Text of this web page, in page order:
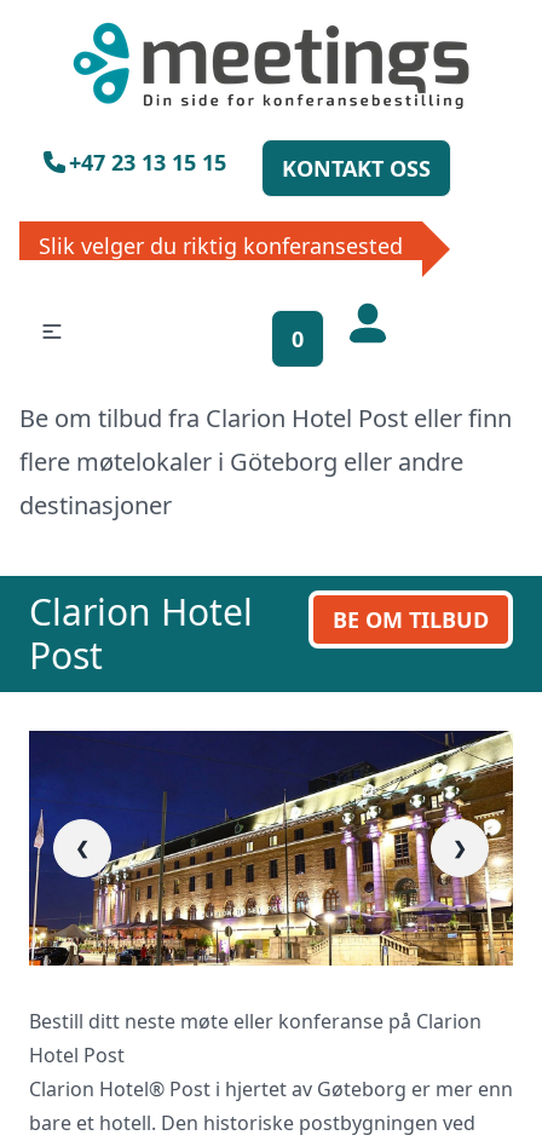
+47 23 13 15 15 KONTAKT OSS
Slik velger du riktig konferansested
0
Be om tilbud fra Clarion Hotel Post eller finn
flere møtelokaler i Göteborg eller andre
destinasjoner
Clarion Hotel
Post
BE OM TILBUD
Vennligst vent
❮ ❯
Bestill ditt neste møte eller konferanse på Clarion
Hotel Post
Clarion Hotel® Post i hjertet av Gøteborg er mer enn
bare et hotell. Den historiske postbygningen ved
bookinghjelp, send
oss din forespørsel!
La ekspertene finne det perfekte
eller event. Vi er klare til å hjelpe deg,
inn skjema og du vil raskt få svar, eller